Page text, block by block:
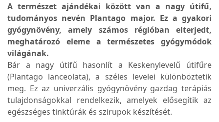
A természet ajándékai között van a nagy útifű,
tudományos nevén Plantago major. Ez a gyakori
gyógynövény, amely számos régióban elterjedt,
meghatározó eleme a természetes gyógymódok
világának.
Bár a nagy útifű hasonlít a Keskenylevelű útifűre
(Plantago lanceolata), a széles levelei különböztetik
meg. Ez az univerzális gyógynövény gazdag terápiás
tulajdonságokkal rendelkezik, amelyek elősegítik az
egészséges tinktúrák és szirupok készítését.